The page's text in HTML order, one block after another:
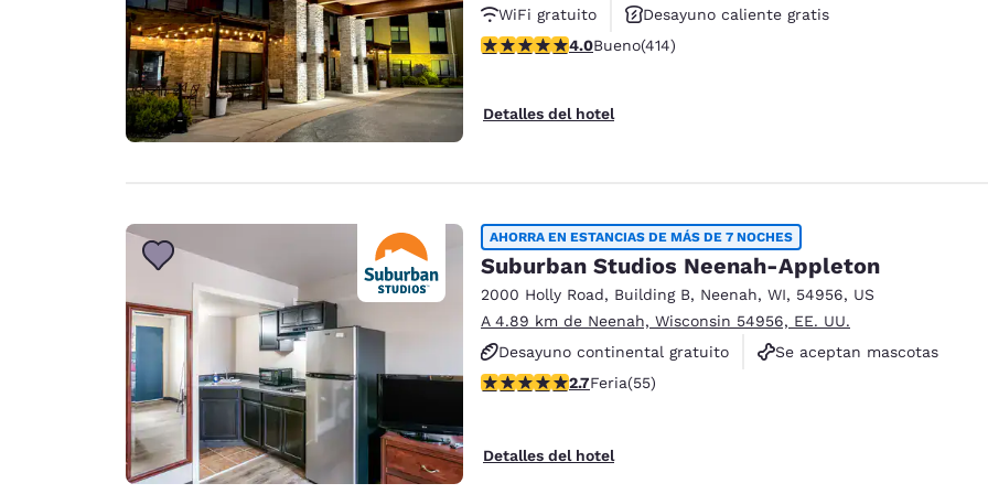
WiFi gratuito
Desayuno caliente gratis
Se aceptan mascotas
calificación de 3.96 estrellas. Bueno. 414 reseñas
4.0Bueno(414)
Detalles del hotel
AHORRA EN ESTANCIAS DE MÁS DE 7 NOCHES
Suburban Studios Neenah-Appleton
2000 Holly Road, Building B, Neenah, WI, 54956, US
A 4.89 km de Neenah, Wisconsin 54956, EE. UU.
Desayuno continental gratuito
Se aceptan mascotas
No fumadores
calificación de 2.71 estrellas. Feria. 55 reseñas
2.7Feria(55)
Detalles del hotel